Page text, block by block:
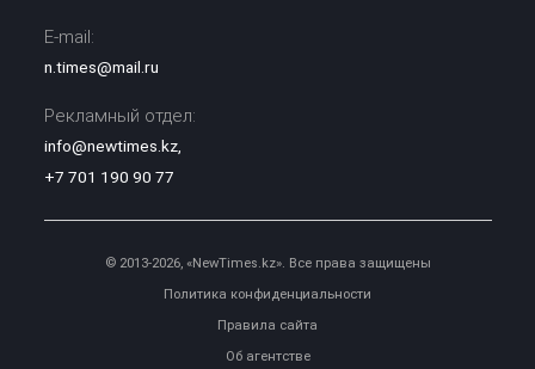
E-mail:
n.times@mail.ru
Рекламный отдел:
info@newtimes.kz,
+7 701 190 90 77
© 2013-2026, «NewTimes.kz». Все права защищены
Политика конфиденциальности
Правила сайта
Об агентстве